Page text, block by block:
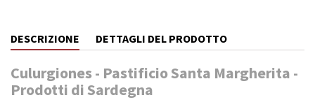
DESCRIZIONE DETTAGLI DEL PRODOTTO
Culurgiones - Pastificio Santa Margherita -
Prodotti di Sardegna